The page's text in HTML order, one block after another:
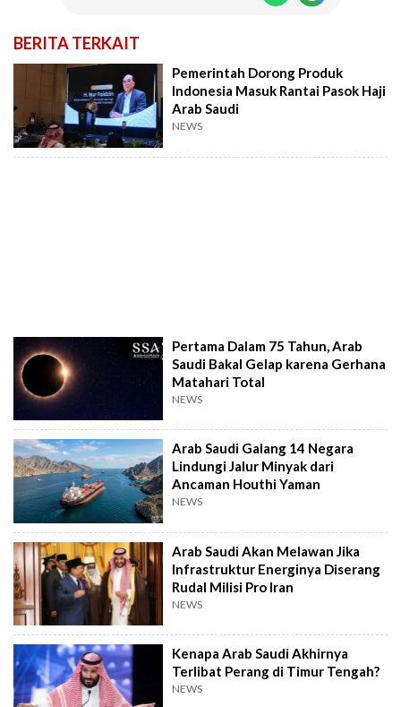
BERITA TERKAIT
Pemerintah Dorong Produk
Indonesia Masuk Rantai Pasok Haji
Arab Saudi
NEWS
Pertama Dalam 75 Tahun, Arab
Saudi Bakal Gelap karena Gerhana
Matahari Total
NEWS
Arab Saudi Galang 14 Negara
Lindungi Jalur Minyak dari
Ancaman Houthi Yaman
NEWS
Arab Saudi Akan Melawan Jika
Infrastruktur Energinya Diserang
Rudal Milisi Pro Iran
NEWS
Kenapa Arab Saudi Akhirnya
Terlibat Perang di Timur Tengah?
NEWS